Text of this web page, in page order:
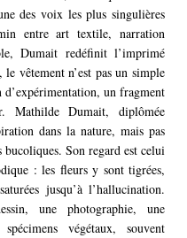
des voix les plus singulières
entre art textile, narration
Dumait redéfinit l’imprimé
vêtement n’est pas un simple
un fragment
Mathilde Dumait, diplômée
dans la nature, mais pas
bucoliques. Son regard est celui
: les fleurs y sont tigrées,
jusqu’à l’hallucination.
une photographie, une
végétaux, souvent